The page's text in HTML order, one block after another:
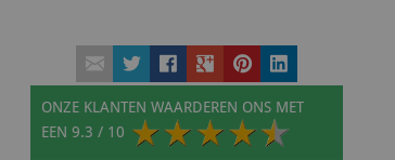
ONZE KLANTEN WAARDEREN ONS MET
EEN 9.3 / 10